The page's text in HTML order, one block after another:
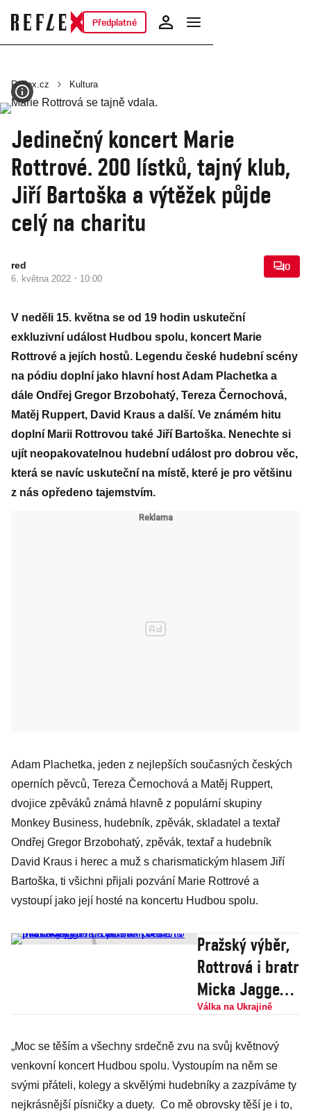
Předplatné
Reflex.cz Kultura
Jedinečný koncert Marie
Rottrové. 200 lístků, tajný klub,
Jiří Bartoška a výtěžek půjde
celý na charitu
red
6. května 2022 · 10:00
0
V neděli 15. května se od 19 hodin uskuteční
exkluzivní událost Hudbou spolu, koncert Marie
Rottrové a jejích hostů. Legendu české hudební scény
na pódiu doplní jako hlavní host Adam Plachetka a
dále Ondřej Gregor Brzobohatý, Tereza Černochová,
Matěj Ruppert, David Kraus a další. Ve známém hitu
doplní Marii Rottrovou také Jiří Bartoška. Nenechte si
ujít neopakovatelnou hudební událost pro dobrou věc,
která se navíc uskuteční na místě, které je pro většinu
z nás opředeno tajemstvím.
Adam Plachetka, jeden z nejlepších současných českých
operních pěvců, Tereza Černochová a Matěj Ruppert,
dvojice zpěváků známá hlavně z populární skupiny
Monkey Business, hudebník, zpěvák, skladatel a textař
Ondřej Gregor Brzobohatý, zpěvák, textař a hudebník
David Kraus i herec a muž s charismatickým hlasem Jiří
Bartoška, ti všichni přijali pozvání Marie Rottrové a
vystoupí jako její hosté na koncertu Hudbou spolu.
Pražský výběr,
Rottrová i bratr
Micka Jaggera.
Během
Ukrajinu lidé
poslali přes 170
milionů
Válka na Ukrajině
„Moc se těším a všechny srdečně zvu na svůj květnový
venkovní koncert Hudbou spolu. Vystoupím na něm se
svými přáteli, kolegy a skvělými hudebníky a zazpíváme ty
nejkrásnější písničky a duety. Co mě obrovsky těší je i to,